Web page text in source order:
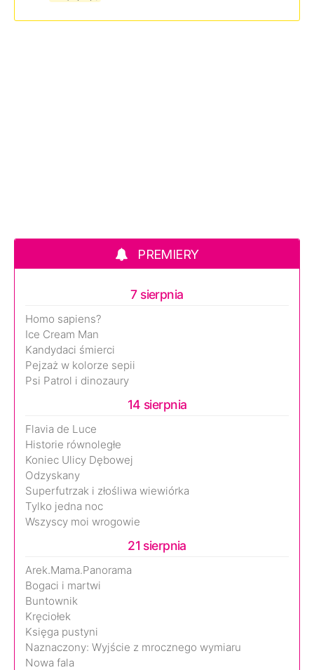
PREMIERY
7 sierpnia
Homo sapiens?
Ice Cream Man
Kandydaci śmierci
Pejzaż w kolorze sepii
Psi Patrol i dinozaury
14 sierpnia
Flavia de Luce
Historie równoległe
Koniec Ulicy Dębowej
Odzyskany
Superfutrzak i złośliwa wiewiórka
Tylko jedna noc
Wszyscy moi wrogowie
21 sierpnia
Arek.Mama.Panorama
Bogaci i martwi
Buntownik
Kręciołek
Księga pustyni
Naznaczony: Wyjście z mrocznego wymiaru
Nowa fala